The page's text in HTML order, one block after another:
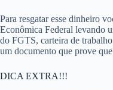
Para resgatar esse dinheiro
Econômica Federal levando
do FGTS, carteira de
um documento que prove
DICA EXTRA!!!